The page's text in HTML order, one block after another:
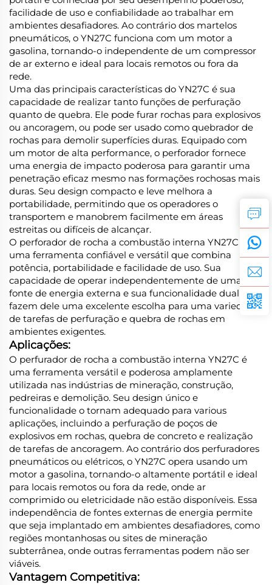
facilidade de uso e confiabilidade ao trabalhar em
ambientes desafiadores. Ao contrário dos martelos
pneumáticos, o YN27C funciona com um motor a
gasolina, tornando-o independente de um compressor
de ar externo e ideal para locais remotos ou fora da
rede.
Uma das principais características do YN27C é sua
capacidade de realizar tanto funções de perfuração
quanto de quebra. Ele pode furar rochas para explosivos
ou ancoragem, ou pode ser usado como quebrador de
rochas para demolir superfícies duras. Equipado com
um motor de alta performance, o perforador fornece
uma energia de impacto poderosa para garantir uma
penetração eficaz mesmo nas formações rochosas mais
duras. Seu design compacto e leve melhora a
portabilidade, permitindo que os operadores o
transportem e manobrem facilmente em áreas
estreitas ou difíceis de alcançar.
O perforador de rocha a combustão interna YN27C é
uma ferramenta confiável e versátil que combina
potência, portabilidade e facilidade de uso. Sua
capacidade de operar independentemente de uma
fonte de energia externa e sua funcionalidade dual
fazem dele uma excelente escolha para uma variedade
de tarefas de perfuração e quebra de rochas em
ambientes exigentes.
Aplicações:
O perfurador de rocha a combustão interna YN27C é
uma ferramenta versátil e poderosa amplamente
utilizada nas indústrias de mineração, construção,
pedreiras e demolição. Seu design único e
funcionalidade o tornam adequado para various
aplicações, incluindo a perfuração de poços de
explosivos em rochas, quebra de concreto e realização
de tarefas de ancoragem. Ao contrário dos perfuradores
pneumáticos ou elétricos, o YN27C opera usando um
motor a gasolina, tornando-o altamente portátil e ideal
para locais remotos ou fora da rede, onde ar
comprimido ou eletricidade não estão disponíveis. Essa
independência de fontes externas de energia permite
que seja implantado em ambientes desafiadores, como
regiões montanhosas ou sites de mineração
subterrânea, onde outras ferramentas podem não ser
viáveis.
Vantagem Competitiva: